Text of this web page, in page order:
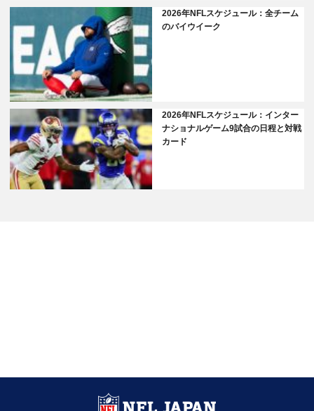
2026年NFLスケジュール：全チーム
のバイウイーク
2026年NFLスケジュール：インター
ナショナルゲーム9試合の日程と対戦
カード